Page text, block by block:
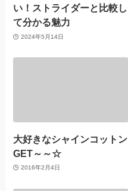
い！ストライダーと比較し
て分かる魅力
2024年5月14日
大好きなシャインコットン
GET～～☆
2016年2月4日